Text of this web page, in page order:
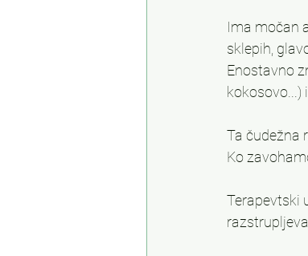
Ima močan
sklepih,
Enostavno
kokosovo...)
Ta čudežna
Ko
Terapevtski